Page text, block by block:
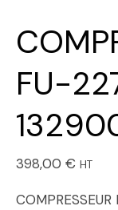
FU-
398,00 € HT